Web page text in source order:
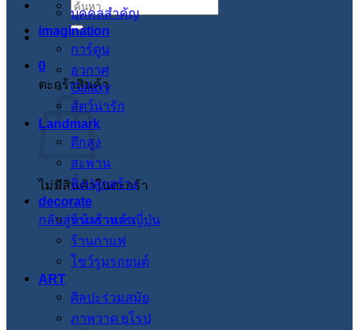
ค้นหา:
0
ตะกร้าสินค้า
ไม่มีสินค้าในตะกร้า
กลับสู่หน้าร้านค้า
บุคคลสำคัญ
imagination
การ์ตูน
อวกาศ
Galaxy
สัตว์น่ารัก
Landmark
ตึกสูง
สะพาน
สิ่งปลูกสร้าง
decorate
ร้านอาหารญี่ปุ่น
ร้านกาแฟ
โชว์รูมรถยนต์
ART
ศิลปะร่วมสมัย
ภาพวาด ยุโรป